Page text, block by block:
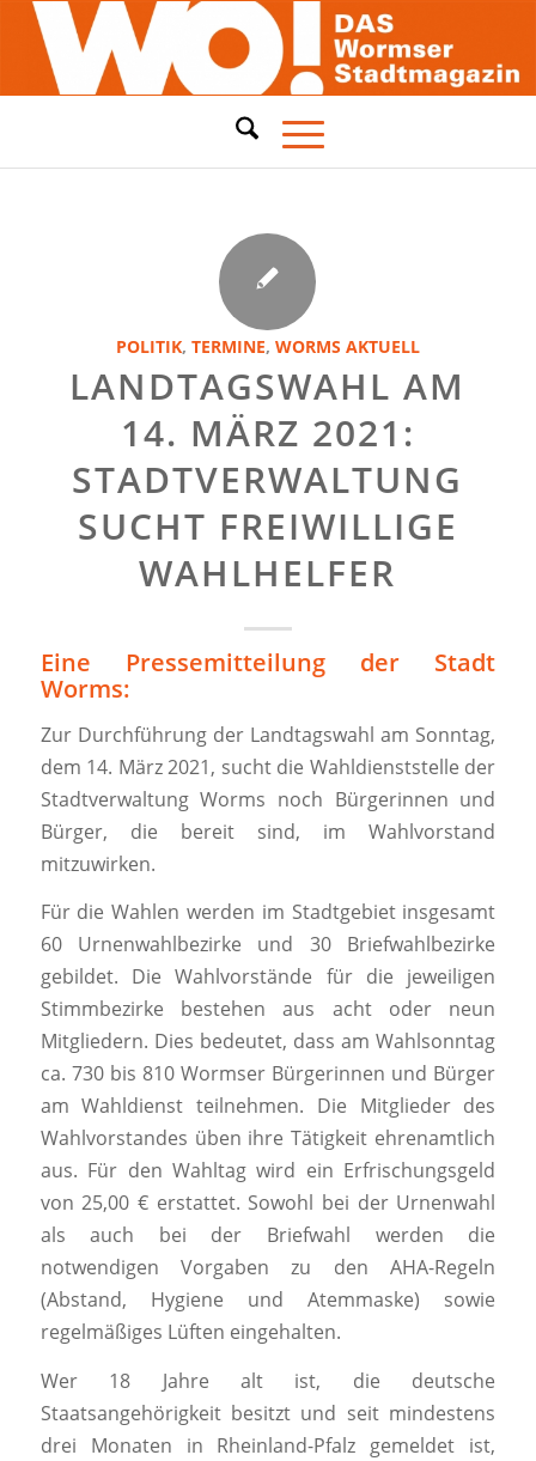
POLITIK, TERMINE, WORMS AKTUELL
LANDTAGSWAHL AM
14. MÄRZ 2021:
STADTVERWALTUNG
SUCHT FREIWILLIGE
WAHLHELFER
Eine Pressemitteilung der Stadt
Worms:
Zur Durchführung der Landtagswahl am Sonntag,
dem 14. März 2021, sucht die Wahldienststelle der
Stadtverwaltung Worms noch Bürgerinnen und
Bürger, die bereit sind, im Wahlvorstand
mitzuwirken.
Für die Wahlen werden im Stadtgebiet insgesamt
60 Urnenwahlbezirke und 30 Briefwahlbezirke
gebildet. Die Wahlvorstände für die jeweiligen
Stimmbezirke bestehen aus acht oder neun
Mitgliedern. Dies bedeutet, dass am Wahlsonntag
ca. 730 bis 810 Wormser Bürgerinnen und Bürger
am Wahldienst teilnehmen. Die Mitglieder des
Wahlvorstandes üben ihre Tätigkeit ehrenamtlich
aus. Für den Wahltag wird ein Erfrischungsgeld
von 25,00 € erstattet. Sowohl bei der Urnenwahl
als auch bei der Briefwahl werden die
notwendigen Vorgaben zu den AHA-Regeln
(Abstand, Hygiene und Atemmaske) sowie
regelmäßiges Lüften eingehalten.
Wer 18 Jahre alt ist, die deutsche
Staatsangehörigkeit besitzt und seit mindestens
drei Monaten in Rheinland-Pfalz gemeldet ist,